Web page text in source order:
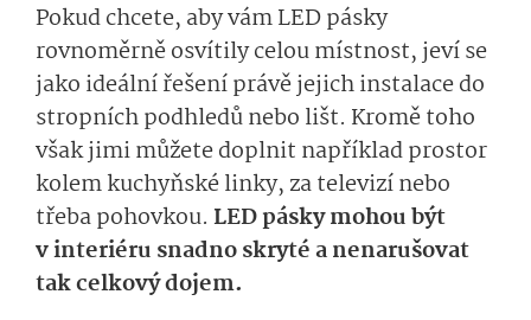
Pokud chcete, aby vám LED pásky
rovnoměrně osvítily celou místnost, jeví se
jako ideální řešení právě jejich instalace do
stropních podhledů nebo lišt. Kromě toho
však jimi můžete doplnit například prostor
kolem kuchyňské linky, za televizí nebo
třeba pohovkou. LED pásky mohou být
v interiéru snadno skryté a nenarušovat
tak celkový dojem.